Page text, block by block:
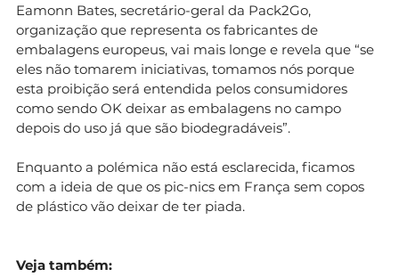
Eamonn Bates, secretário-geral da Pack2Go,
organização que representa os fabricantes de
embalagens europeus, vai mais longe e revela que “se
eles não tomarem iniciativas, tomamos nós porque
esta proibição será entendida pelos consumidores
como sendo OK deixar as embalagens no campo
depois do uso já que são biodegradáveis”.
Enquanto a polémica não está esclarecida, ficamos
com a ideia de que os pic-nics em França sem copos
de plástico vão deixar de ter piada.
Veja também: